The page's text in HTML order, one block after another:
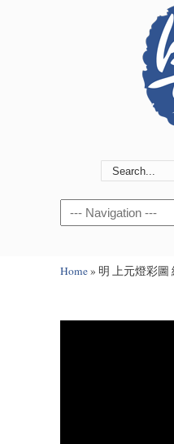
Navigation
Home» 明 上元燈彩圖